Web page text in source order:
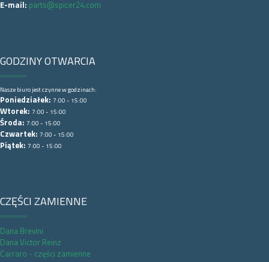
E-mail: parts@spicer24.com
GODZINY OTWARCIA
Nasze biuro jest czynne w godzinach:
Poniedziałek: 7:00 - 15:00
Wtorek: 7:00 - 15:00
Środa: 7:00 - 15:00
Czwartek: 7:00 - 15:00
Piątek: 7:00 - 15:00
CZĘŚCI ZAMIENNE
Dana Brevini
Dana Victor Reinz
Carraro - części zamienne